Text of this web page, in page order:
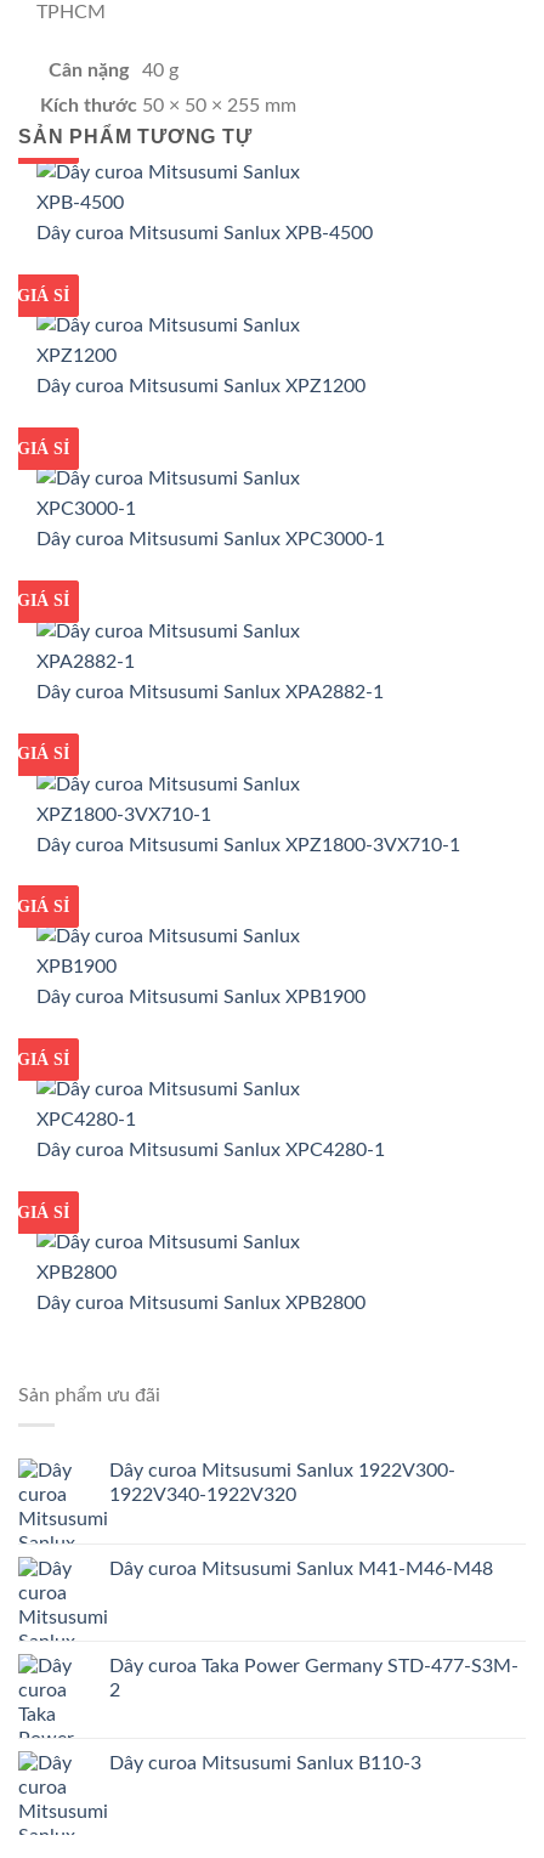
TPHCM
Cân nặng
40 g
Kích thước 50 × 50 × 255 mm
SẢN PHẨM TƯƠNG TỰ
GIÁ TỐT
GIÁ SỈ
Dây curoa Mitsusumi Sanlux XPB-4500
GIÁ TỐT
GIÁ SỈ
Dây curoa Mitsusumi Sanlux XPZ1200
GIÁ TỐT
GIÁ SỈ
Dây curoa Mitsusumi Sanlux XPC3000-1
GIÁ TỐT
GIÁ SỈ
Dây curoa Mitsusumi Sanlux XPA2882-1
GIÁ TỐT
GIÁ SỈ
Dây curoa Mitsusumi Sanlux XPZ1800-3VX710-1
GIÁ TỐT
GIÁ SỈ
Dây curoa Mitsusumi Sanlux XPB1900
GIÁ TỐT
GIÁ SỈ
Dây curoa Mitsusumi Sanlux XPC4280-1
GIÁ TỐT
GIÁ SỈ
Dây curoa Mitsusumi Sanlux XPB2800
Sản phẩm ưu đãi
Dây curoa Mitsusumi Sanlux 1922V300-
1922V340-1922V320
Dây curoa Mitsusumi Sanlux M41-M46-M48
Dây curoa Taka Power Germany STD-477-S3M-
2
Dây curoa Mitsusumi Sanlux B110-3